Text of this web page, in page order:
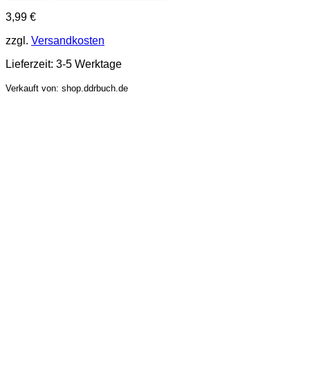
3,99 €
zzgl. Versandkosten
Lieferzeit: 3-5 Werktage
Verkauft von: shop.ddrbuch.de